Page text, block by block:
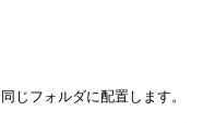
ォルダに配置します。